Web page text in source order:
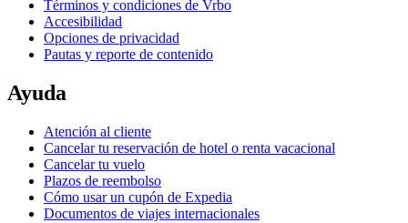
Términos y condiciones de Vrbo
Accesibilidad
Opciones de privacidad
Pautas y reporte de contenido
Ayuda
Atención al cliente
Cancelar tu reservación de hotel o renta vacacional
Cancelar tu vuelo
Plazos de reembolso
Cómo usar un cupón de Expedia
Documentos de viajes internacionales